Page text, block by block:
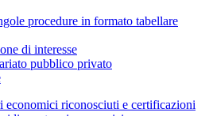
procedure in formato tabellare
di interesse
pubblico privato
riconosciuti e certificazioni